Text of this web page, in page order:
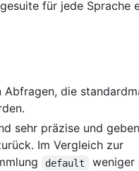
für jede Sprache
Abfragen, die
sehr präzise und
Im Vergleich zur
default
weniger